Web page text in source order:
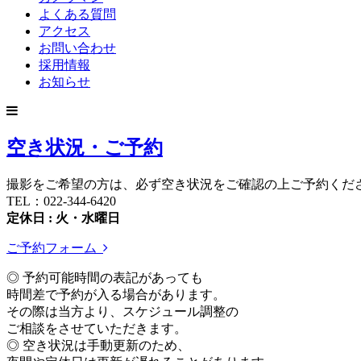
よくある質問
アクセス
お問い合わせ
採用情報
お知らせ
空き状況・ご予約
撮影をご希望の方は、必ず空き状況をご確認の上ご予約くだ
TEL：022-344-6420
定休日 : 火・水曜日
ご予約フォーム
◎ 予約可能時間の表記があっても
時間差で予約が入る場合があります。
その際は当方より、スケジュール調整の
ご相談をさせていただきます。
◎ 空き状況は手動更新のため、